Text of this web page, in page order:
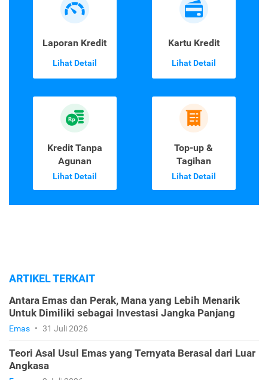
Laporan Kredit
Lihat Detail
Kartu Kredit
Lihat Detail
Kredit Tanpa
Agunan
Lihat Detail
Top-up &
Tagihan
Lihat Detail
ARTIKEL TERKAIT
Antara Emas dan Perak, Mana yang Lebih Menarik
Untuk Dimiliki sebagai Investasi Jangka Panjang
Emas • 31 Juli 2026
Teori Asal Usul Emas yang Ternyata Berasal dari Luar
Angkasa